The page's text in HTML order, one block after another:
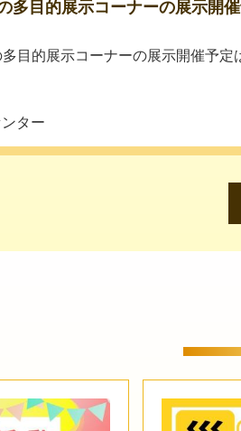
多目的展示コーナーの展示開
目的展示コーナーの展示開催予定
ター